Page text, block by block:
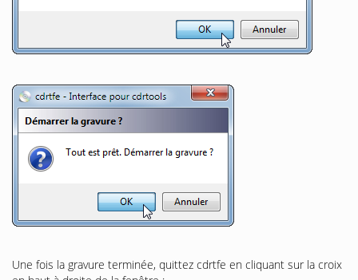
Une fois la gravure terminée, quittez cdrtfe en cliquant sur la croix